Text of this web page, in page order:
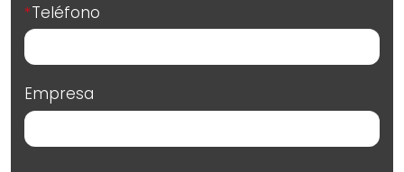
*Teléfono
Empresa